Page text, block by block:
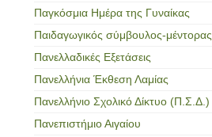
Παγκόσμια Ημέρα της Γυναίκας
Παιδαγωγικός σύμβουλος-μέντορας
Πανελλαδικές Εξετάσεις
Πανελλήνια Έκθεση Λαμίας
Πανελλήνιο Σχολικό Δίκτυο (Π.Σ.Δ.)
Πανεπιστήμιο Αιγαίου